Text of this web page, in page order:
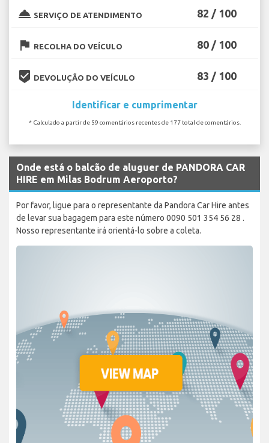
room_service SERVIÇO DE ATENDIMENTO 82 / 100
flag RECOLHA DO VEÍCULO 80 / 100
beenhere DEVOLUÇÃO DO VEÍCULO 83 / 100
Identificar e cumprimentar
* Calculado a partir de 59 comentários recentes de 177 total de comentários.
Onde está o balcão de aluguer de PANDORA CAR
HIRE em Milas Bodrum Aeroporto?
Por favor, ligue para o representante da Pandora Car Hire antes
de levar sua bagagem para este número 0090 501 354 56 28 .
Nosso representante irá orientá-lo sobre a coleta.